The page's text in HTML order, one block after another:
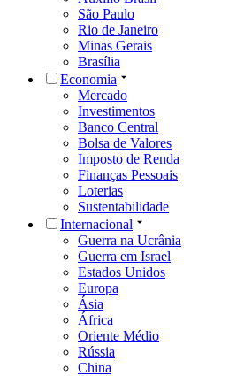
São Paulo
Rio de Janeiro
Minas Gerais
Brasília
Economia
Mercado
Investimentos
Banco Central
Bolsa de Valores
Imposto de Renda
Finanças Pessoais
Loterias
Sustentabilidade
Internacional
Guerra na Ucrânia
Guerra em Israel
Estados Unidos
Europa
Ásia
África
Oriente Médio
Rússia
China